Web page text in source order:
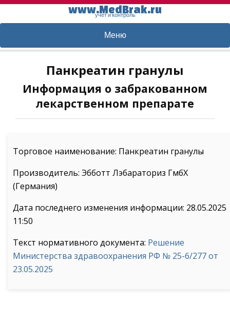
www.MedBrak.ru
учет и контроль
Меню
Панкреатин гранулы
Информация о забракованном
лекарственном препарате
Торговое наименование: Панкреатин гранулы
Производитель: Эбботт Лэбараториз ГмбХ
(Германия)
Дата последнего изменения информации: 28.05.2025
11:50
Текст нормативного документа: Решение
Министерства здравоохранения РФ № 25-6/277 от
23.05.2025